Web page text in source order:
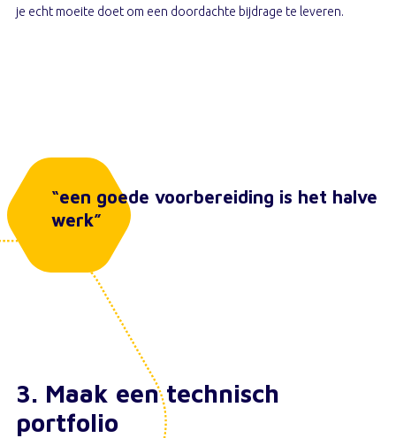
je echt moeite doet om een doordachte bijdrage te leveren.
“een goede voorbereiding is het halve
werk”
3. Maak een technisch
portfolio